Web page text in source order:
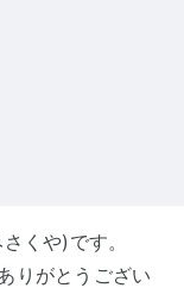
くや)です。
りがとうござい